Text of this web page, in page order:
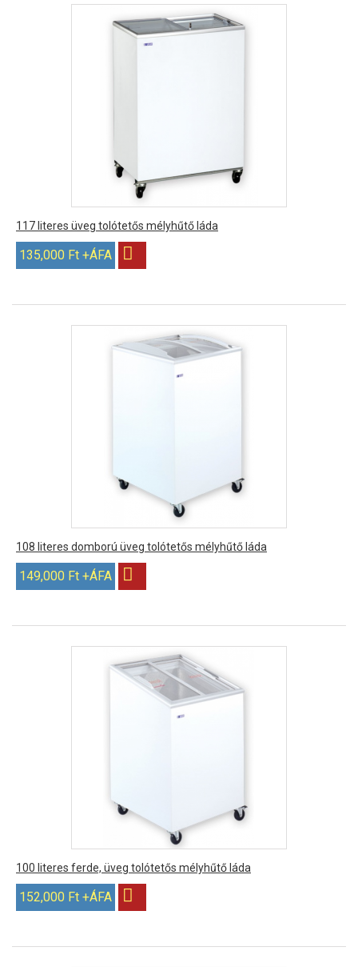
117 literes üveg tolótetős mélyhűtő láda
135,000 Ft +ÁFA
108 literes domború üveg tolótetős mélyhűtő láda
149,000 Ft +ÁFA
100 literes ferde, üveg tolótetős mélyhűtő láda
152,000 Ft +ÁFA